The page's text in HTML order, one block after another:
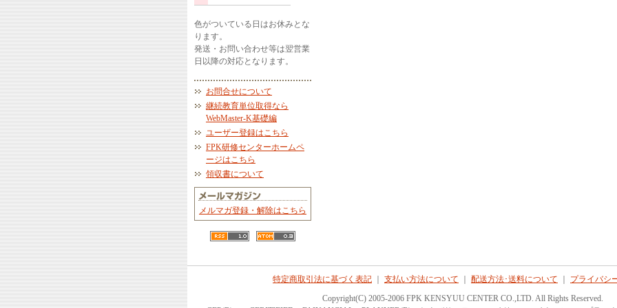
色がついている日はお休みとな
ります。
発送・お問い合わせ等は翌営業
日以降の対応となります。
お問合せについて
継続教育単位取得なら
WebMaster-K基礎編
ユーザー登録はこちら
FPK研修センターホームペ
ージはこちら
領収書について
メルマガ登録・解除はこちら
特定商取引法に基づく表記 支払い方法について 配送方法･送料について
プライバシ
Copyright(C) 2005-2006 FPK KENSYUU CENTER CO.,LTD. All Rights Reserved.